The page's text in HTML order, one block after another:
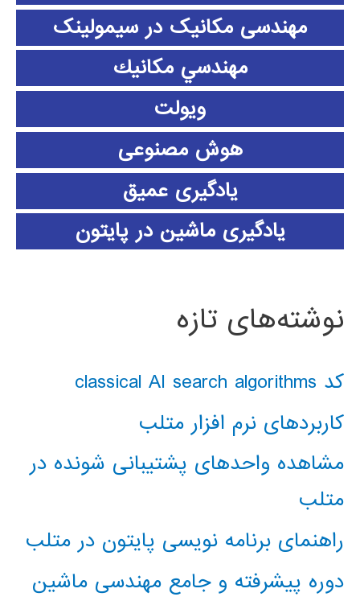
مهندسی مکانیک در سیمولینک
مهندسي مكانيك
ویولت
هوش مصنوعی
یادگیری عمیق
یادگیری ماشین در پایتون
نوشته‌های تازه
کد classical AI search algorithms
کاربردهای نرم افزار متلب
مشاهده واحدهای پشتیبانی شونده در
متلب
راهنمای برنامه نویسی پایتون در متلب
دوره پیشرفته و جامع مهندسی ماشین